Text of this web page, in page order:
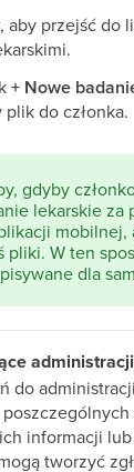
aby przejść do
+ Nowe
do członka.
gdyby
lekarskie za
mobilnej,
pliki. W ten
dla
administracji
do
informacji
tworzyć